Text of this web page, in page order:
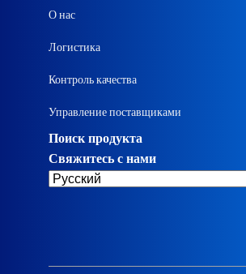
О нас
Логистика
Контроль качества
Управление поставщиками
Поиск продукта
Свяжитесь с нами